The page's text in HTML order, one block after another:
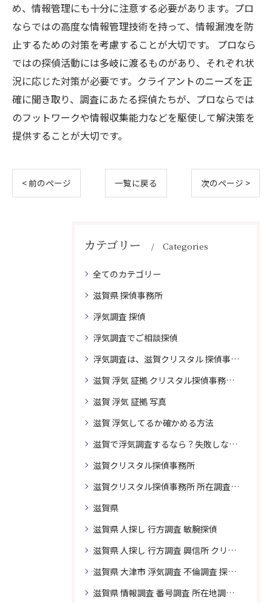
め、情報管理にも十分に注意する必要があります。プロ
ならではの高度な情報管理技術を持って、情報漏洩を防
止するための対策を考慮することが大切です。 プロなら
ではの探偵活動には多岐に渡るものがあり、それぞれ状
況に応じた対策が必要です。クライアントのニーズを正
確に聞き取り、調査にあたる探偵たちが、プロならでは
のフットワークや情報収集能力などを駆使して解決策を
提供することが大切です。
< 前のページ 一覧に戻る 次のページ >
カテゴリー Categories
全てのカテゴリー
滋賀県 探偵事務所
浮気調査 探偵
浮気調査でご相談探偵
浮気調査は、滋賀クリスタル 探偵事務所はご相談
滋賀 浮気 証拠 クリスタル探偵事務所 相談 無料
滋賀 浮気 証拠 写真
滋賀 浮気してるか確かめる方法
滋賀で浮気調査するなら？失敗しない探偵の選び方
滋賀クリスタル探偵事務所
滋賀クリスタル探偵事務所 所在調査 得意
滋賀県
滋賀県 人探し 行方調査 敏腕探偵
滋賀県 人探し 行方調査 興信所 クリスタル探偵がおすすめ
滋賀県 大津市 浮気調査 不倫調査 探偵 探偵事務所 素行調査 企業調査 興信所
滋賀県 情報調査 番号調査 所在地調査 企業調査 探偵事務所